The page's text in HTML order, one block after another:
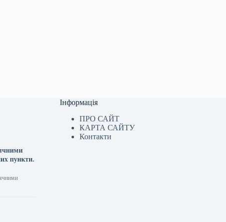
пункти.
Інформація
ПРО САЙТ
КАРТА САЙТУ
Контакти